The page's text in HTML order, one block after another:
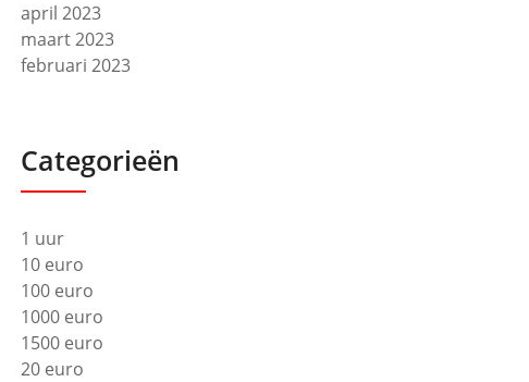
april 2023
maart 2023
februari 2023
Categorieën
1 uur
10 euro
100 euro
1000 euro
1500 euro
20 euro